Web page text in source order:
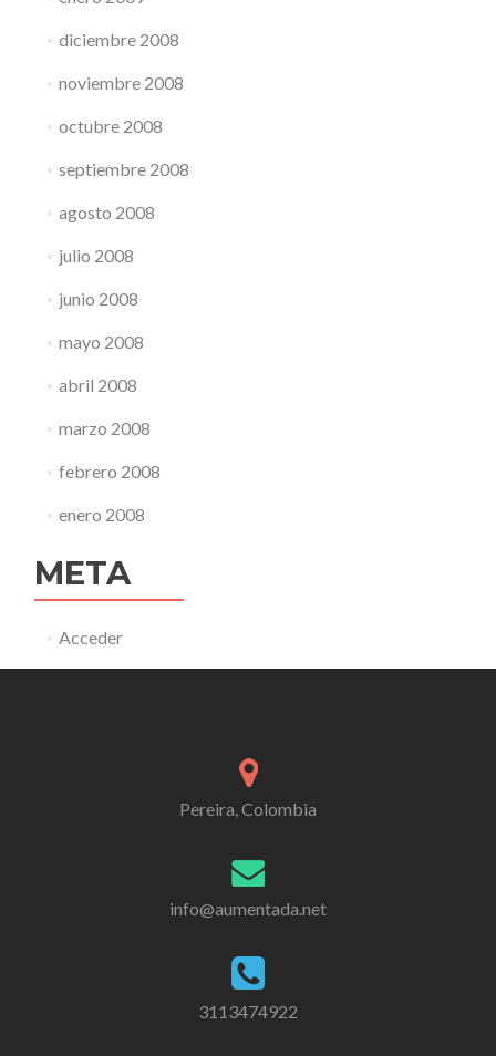
diciembre 2008
noviembre 2008
octubre 2008
septiembre 2008
agosto 2008
julio 2008
junio 2008
mayo 2008
abril 2008
marzo 2008
febrero 2008
enero 2008
META
Acceder
Pereira, Colombia
info@aumentada.net
3113474922